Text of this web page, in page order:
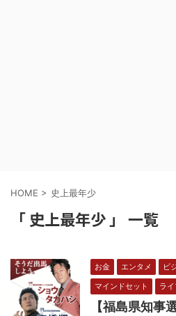
HOME > 史上最年少
「 史上最年少 」 一覧
お金 エンタメ ビ
マインドセット
ラ
【福島県知事